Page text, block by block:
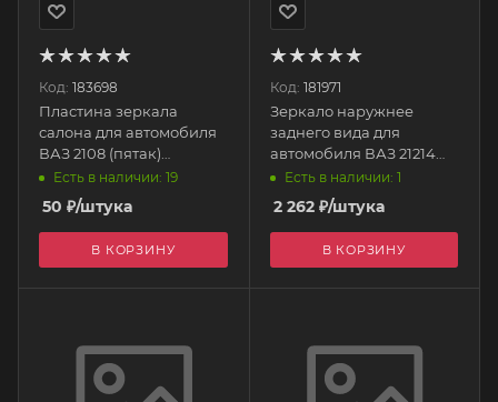
Код: 183698
Пластина зеркала
салона для автомобиля
ВАЗ 2108 (пятак)
GR05066 ГрандРиАл
Есть в наличии: 19
50 ₽/штука
В КОРЗИНУ
Код: 181971
Зеркало наружнее
заднего вида для
автомобиля ВАЗ 21214
НИВА механ. правое с
уголком ZN2214 SAN-D
Есть в наличии: 1
2 262₽/штука
В КОРЗИНУ